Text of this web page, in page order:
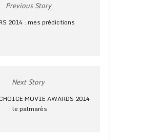
Previous Story
2014 : mes prédictions
Next Story
MOVIE AWARDS 2014
: le palmarès